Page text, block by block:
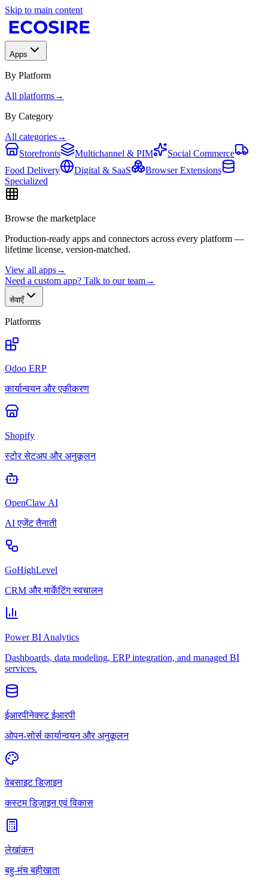
Skip to main content
Apps
By Platform
All platforms→
By Category
All categories→
Storefronts
Multichannel & PIM
Social Commerce
Food Delivery
Digital & SaaS
Browser Extensions
Specialized
Browse the marketplace
Production-ready apps and connectors across every platform —
lifetime license, version-matched.
View all apps→
Need a custom app? Talk to our team→
सेवाएँ
Platforms
Odoo ERP
कार्यान्वयन और एकीकरण
Shopify
स्टोर सेटअप और अनुकूलन
OpenClaw AI
AI एजेंट तैनाती
GoHighLevel
CRM और मार्केटिंग स्वचालन
Power BI Analytics
Dashboards, data modeling, ERP integration, and managed BI
services.
ईआरपीनेक्स्ट ईआरपी
ओपन-सोर्स कार्यान्वयन और अनुकूलन
वेबसाइट डिज़ाइन
कस्टम डिज़ाइन एवं विकास
लेखांकन
बहु-मंच बहीखाता